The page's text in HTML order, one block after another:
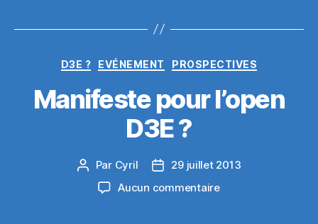
Catégories
D3E ? EVÉNEMENT PROSPECTIVES
Manifeste pour l’open
D3E ?
Auteur
l’article
Par Cyril
Date29 juillet 2013
Aucun commentairesur